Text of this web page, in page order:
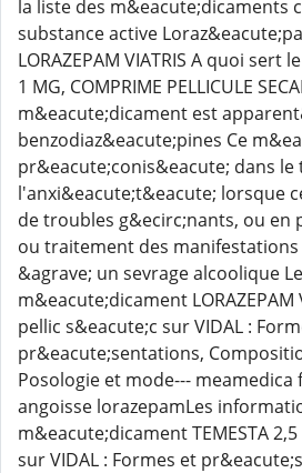
la liste des m&eacute;dicaments
substance active
LORAZEPAM VIATRIS A quoi sert
1 MG, COMPRIME PELLICULE
m&eacute;dicament est
benzodiaz&eacute;pines Ce
pr&eacute;conis&eacute; dans
l'anxi&eacute;t&eacute; lorsque
de troubles g&ecirc;nants, ou en
ou traitement des manifestations
&agrave; un sevrage alcoolique
m&eacute;dicament LORAZEPAM
pellic s&eacute;c sur VIDAL :
pr&eacute;sentations,
Posologie et mode---
angoisse lorazepamLes
m&eacute;dicament TEMESTA
sur VIDAL : Formes et